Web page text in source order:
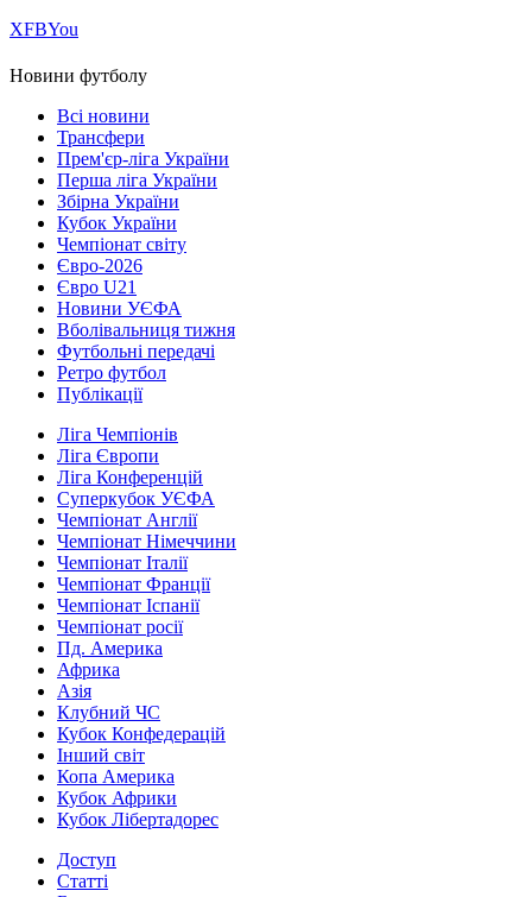
ХFBYou
Новини футболу
Всі новини
Трансфери
Прем'єр-ліга України
Перша ліга України
Збірна України
Кубок України
Чемпіонат світу
Євро-2026
Євро U21
Новини УЄФА
Вболівальниця тижня
Футбольні передачі
Ретро футбол
Публікації
Ліга Чемпіонів
Ліга Європи
Ліга Конференцій
Суперкубок УЄФА
Чемпіонат Англії
Чемпіонат Німеччини
Чемпіонат Італії
Чемпіонат Франції
Чемпіонат Іспанії
Чемпіонат росії
Пд. Америка
Африка
Азія
Клубний ЧС
Кубок Конфедерацій
Інший світ
Копа Америка
Кубок Африки
Кубок Лібертадорес
Доступ
Статті